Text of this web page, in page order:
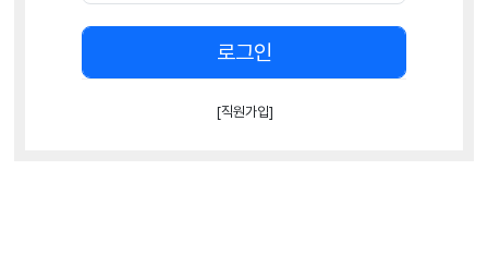
로그인
[직원가입]